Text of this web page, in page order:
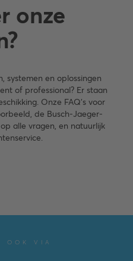
onze
systemen en oplossingen
of professional? Er staan
Onze FAQ's voor
de Busch-Jaeger-
alle vragen, en natuurlijk
OOK VIA